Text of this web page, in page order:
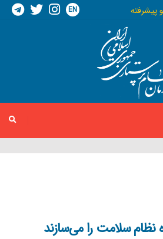
EN
نظام سلامت را می‌سازند